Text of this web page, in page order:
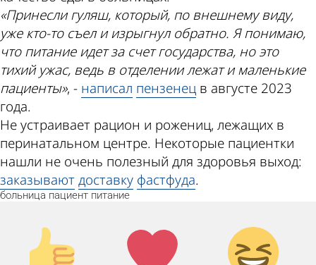
«Принесли гуляш, который, по внешнему виду,
уже кто-то съел и изрыгнул обратно. Я понимаю,
что питание идет за счет государства, но это
тихий ужас, ведь в отделении лежат и маленькие
пациенты», - написал пензенец в августе 2023
года.
Не устраивает рацион и рожениц, лежащих в
перинатальном центре. Некоторые пациентки
нашли не очень полезный для здоровья выход:
заказываютдоставку фастфуда.
больница пациент питание
Палец
вверх!
Лайк!
Дикий
смех!